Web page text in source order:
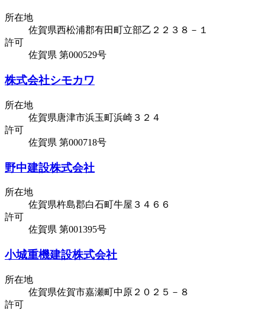
所在地
佐賀県西松浦郡有田町立部乙２２３８－１
許可
佐賀県 第000529号
株式会社シモカワ
所在地
佐賀県唐津市浜玉町浜崎３２４
許可
佐賀県 第000718号
野中建設株式会社
所在地
佐賀県杵島郡白石町牛屋３４６６
許可
佐賀県 第001395号
小城重機建設株式会社
所在地
佐賀県佐賀市嘉瀬町中原２０２５－８
許可